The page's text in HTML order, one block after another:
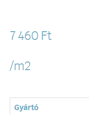
7 460 Ft
/m2
Gyártó